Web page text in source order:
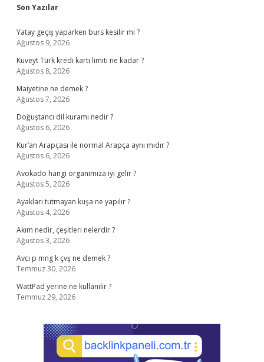
Sidebar
Son Yazılar
Yatay geçiş yaparken burs kesilir mi ?
Ağustos 9, 2026
Kuveyt Türk kredi kartı limiti ne kadar ?
Ağustos 8, 2026
Maiyetine ne demek ?
Ağustos 7, 2026
Doğuştancı dil kuramı nedir ?
Ağustos 6, 2026
Kur’an Arapçası ile normal Arapça aynı mıdır ?
Ağustos 6, 2026
Avokado hangi organımıza iyi gelir ?
Ağustos 5, 2026
Ayakları tutmayan kuşa ne yapılır ?
Ağustos 4, 2026
Akım nedir, çeşitleri nelerdir ?
Ağustos 3, 2026
Avcı p mng k çvş ne demek ?
Temmuz 30, 2026
WattPad yerine ne kullanılır ?
Temmuz 29, 2026